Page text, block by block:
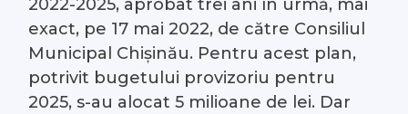
2022-2025, aprobat trei ani în urmă, mai
exact, pe 17 mai 2022, de către Consiliul
Municipal Chișinău. Pentru acest plan,
potrivit bugetului provizoriu pentru
2025, s-au alocat 5 milioane de lei. Dar